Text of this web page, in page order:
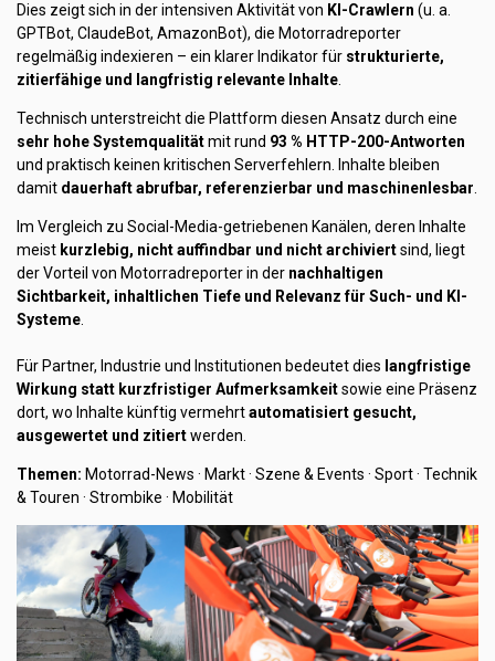
Dies zeigt sich in der intensiven Aktivität von KI-Crawlern (u. a.
GPTBot, ClaudeBot, AmazonBot), die Motorradreporter
regelmäßig indexieren – ein klarer Indikator für strukturierte,
zitierfähige und langfristig relevante Inhalte
Technisch unterstreicht die Plattform diesen Ansatz durch eine
sehr hohe Systemqualitätmit rund 93 % HTTP-200-Antworten
und praktisch keinen kritischen Serverfehlern. Inhalte bleiben
damit dauerhaft abrufbar, referenzierbar und maschinenlesbar
Im Vergleich zu Social-Media-getriebenen Kanälen, deren Inhalte
meist kurzlebig, nicht auffindbar und nicht archiviertsind, liegt
der Vorteil von Motorradreporter in der nachhaltigen
Sichtbarkeit, inhaltlichen Tiefe und Relevanz für Such- und KI-
Systeme
Für Partner, Industrie und Institutionen bedeutet dies langfristige
Wirkung statt kurzfristiger Aufmerksamkeitsowie eine Präsenz
dort, wo Inhalte künftig vermehrtautomatisiert gesucht,
ausgewertet und zitiertwerden.
Themen: Motorrad-News · Markt · Szene & Events · Sport · Technik
& Touren · Strombike · Mobilität